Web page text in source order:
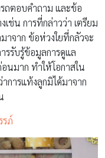
ถตอบคำถาม และข้อ
ช่น การที่กล่าวว่า เตรียม
าจาก ข้อห่วงใยที่กลัวจะ
รรับรู้ข้อมูลการดูแล
นมาก ทำให้โอกาสใน
การแท้งลูกมิได้มาจาก
ภ์